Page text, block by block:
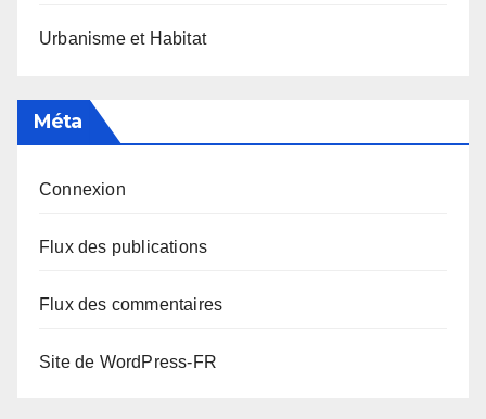
Urbanisme et Habitat
Méta
Connexion
Flux des publications
Flux des commentaires
Site de WordPress-FR